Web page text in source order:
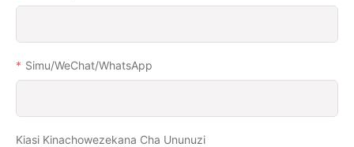
Simu/WeChat/WhatsApp
Kiasi Kinachowezekana Cha Ununuzi